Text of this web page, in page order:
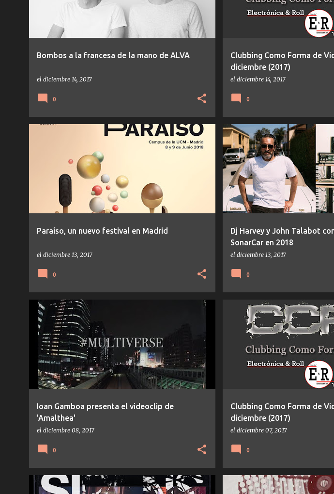
Bombos a la francesa de la mano de ALVA
el diciembre 14, 2017
0
Clubbing Como Forma de
diciembre (2017)
el diciembre 14, 2017
0
Paraíso, un nuevo festival en Madrid
el diciembre 13, 2017
0
Dj Harvey y John Talabot
SonarCar en 2018
el diciembre 13, 2017
JOHN TALABOT NOTICIAS
0
Ioan Gamboa presenta el videoclip de
'Amalthea'
el diciembre 08, 2017
IOAN GAMBOA NOTICIAS
0
Clubbing Como Forma de
diciembre (2017)
el diciembre 07, 2017
CCFV
0
NICOLAS JAAR NOTICIAS GEOMÉTRIKA FM NOTICIAS